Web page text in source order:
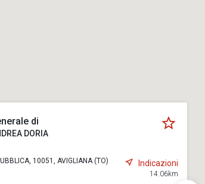
di
DORIA
10051, AVIGLIANA (TO) Indicazioni
14.06km